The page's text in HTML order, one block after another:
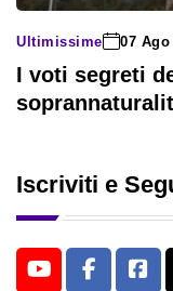
Ultimissime 07 Ago
I voti segreti
Iscriviti e